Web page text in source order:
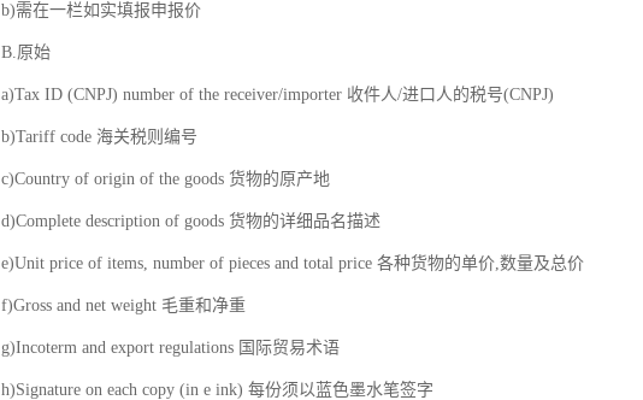
b)需在一栏如实填报申报价
B.原始
a)Tax ID (CNPJ) number of the receiver/importer 收件人/进口人的税号(CNPJ)
b)Tariff code 海关税则编号
c)Country of origin of the goods 货物的原产地
d)Complete description of goods 货物的详细品名描述
e)Unit price of items, number of pieces and total price 各种货物的单价,数量及总价
f)Gross and net weight 毛重和净重
g)Incoterm and export regulations 国际贸易术语
h)Signature on each copy (in e ink) 每份须以蓝色墨水笔签字